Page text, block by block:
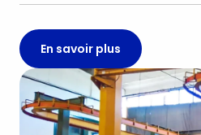
En savoir plus